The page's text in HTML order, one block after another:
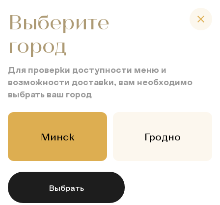
Главная
Эспрессо Лунго/Корто/Макиато
Эспрессо
Лунго/
Корто/
Макиато
Выберите
город
Для проверки доступности меню и
возможности доставки, вам необходимо
выбрать ваш город
Минск Гродно
Выбрать